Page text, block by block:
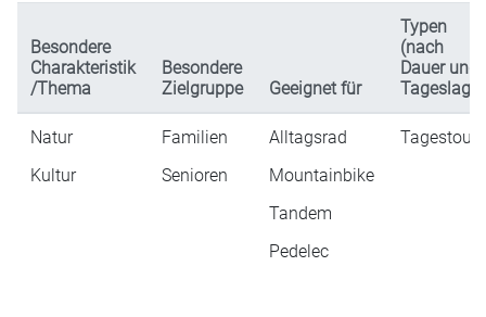
Besondere
Charakteristik
/Thema
Besondere
Zielgruppe
Geeignet für
Typen
(nach
Dauer und
Tageslage)
Natur
Kultur
Familien
Senioren
Alltagsrad
Mountainbike
Tandem
Pedelec
Tagestour